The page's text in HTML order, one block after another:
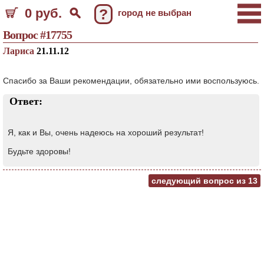
0 руб. ? город не выбран
Вопрос #17755
Лариса 21.11.12
Спасибо за Ваши рекомендации, обязательно ими воспользуюсь.
Ответ:
Я, как и Вы, очень надеюсь на хороший результат!
Будьте здоровы!
следующий вопрос из 13